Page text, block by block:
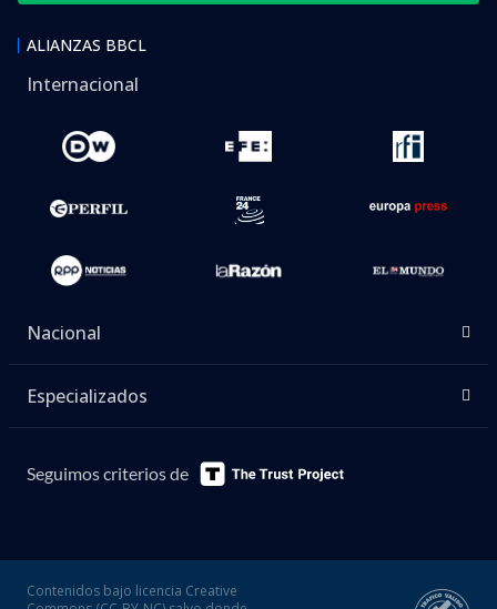
ALIANZAS BBCL
Internacional
Nacional
Especializados
Seguimos criterios de
Contenidos bajo licencia Creative